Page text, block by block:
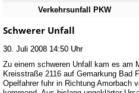
Verkehrsunfall PKW
Schwerer Unfall
30. Juli 2008 14:50 Uhr
Zu einem schweren Unfall kam es am
Kreisstraße 2116 auf Gemarkung Bad
Opelfahrer fuhr in Richtung Amorbach